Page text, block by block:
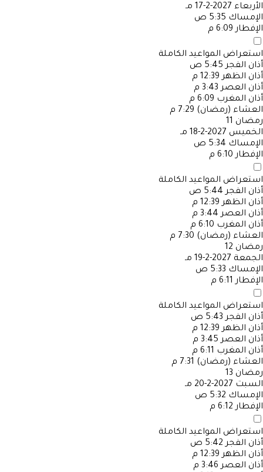
الأربعاء 2027-2-17 مـ
الإمساك 5:35 ص
الإفطار 6:09 م
استعراض المواعيد الكاملة
أذان الفجر 5:45 ص
أذان الظهر 12:39 م
أذان العصر 3:43 م
أذان المغرب 6:09 م
العشاء (رمضان) 7:29 م
رمضان 11
الخميس 2027-2-18 مـ
الإمساك 5:34 ص
الإفطار 6:10 م
استعراض المواعيد الكاملة
أذان الفجر 5:44 ص
أذان الظهر 12:39 م
أذان العصر 3:44 م
أذان المغرب 6:10 م
العشاء (رمضان) 7:30 م
رمضان 12
الجمعة 2027-2-19 مـ
الإمساك 5:33 ص
الإفطار 6:11 م
استعراض المواعيد الكاملة
أذان الفجر 5:43 ص
أذان الظهر 12:39 م
أذان العصر 3:45 م
أذان المغرب 6:11 م
العشاء (رمضان) 7:31 م
رمضان 13
السبت 2027-2-20 مـ
الإمساك 5:32 ص
الإفطار 6:12 م
استعراض المواعيد الكاملة
أذان الفجر 5:42 ص
أذان الظهر 12:39 م
أذان العصر 3:46 م